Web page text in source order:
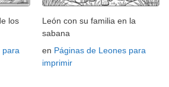
los
para
León con su familia en la
sabana
en Páginas de Leones para
imprimir